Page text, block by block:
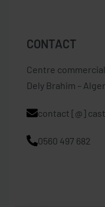
CONTACT
Centre commercial
Dely Brahim – Alger
contact [@]
0560 497 682